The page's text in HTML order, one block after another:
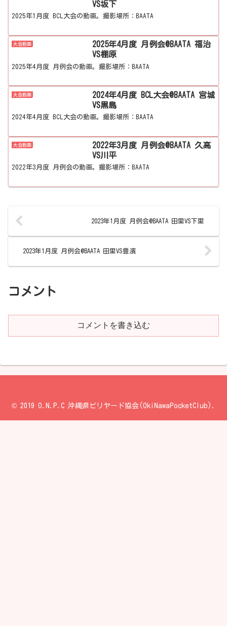
VS坂下
2025年1月度 BCL大会の動画。撮影場所：BAATA
大会動画
2025年4月度 月例会@BAATA 福治
VS棚原
2025年4月度 月例会の動画。撮影場所：BAATA
大会動画
2024年4月度 BCL大会@BAATA 宮城
VS黒島
2024年4月度 BCL大会の動画。撮影場所：BAATA
大会動画
2022年3月度 月例会@BAATA 久高
VS川平
2022年3月度 月例会の動画。撮影場所：BAATA
2023年1月度 月例会@BAATA 田里VS下里
2023年1月度 月例会@BAATA 田里VS豊濱
コメント
コメントを書き込む
© 2019 O.N.P.C 沖縄県ビリヤード協会(OkiNawaPocketClub).